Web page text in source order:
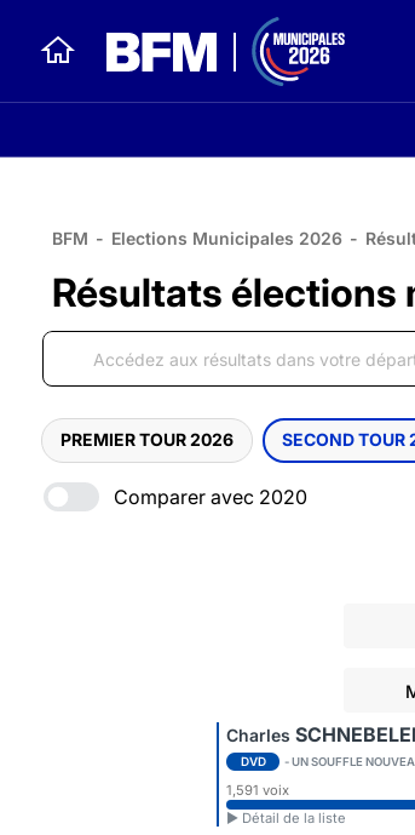
BFM - Elections Municipales 2026 -
Résultats élections
PREMIER TOUR 2026 SECOND TOUR
Comparer avec 2020
Charles
DVD - UN SOUFFLE
1,591 voix
► Détail de la liste